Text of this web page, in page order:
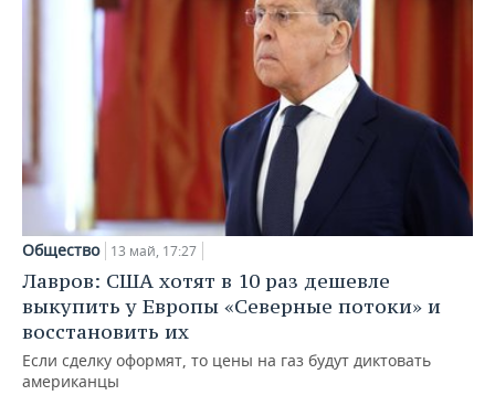
Общество 13 май, 17:27
Лавров: США хотят в 10 раз дешевле
выкупить у Европы «Северные потоки» и
восстановить их
Если сделку оформят, то цены на газ будут диктовать
американцы